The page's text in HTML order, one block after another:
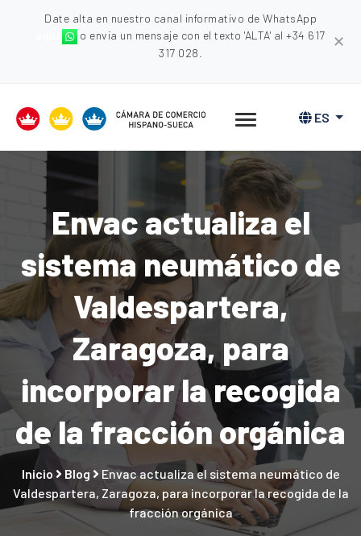
Date alta en nuestro canal informativo de WhatsApp
o envia un mensaje con el texto 'ALTA' al +34 617
317 028.
✕
ES
Envac actualiza el
sistema neumático de
Valdespartera,
Zaragoza, para
incorporar la recogida
de la fracción orgánica
Inicio Blog
Envac actualiza el sistema neumático de
Valdespartera, Zaragoza, para incorporar la recogida de la
fracción orgánica